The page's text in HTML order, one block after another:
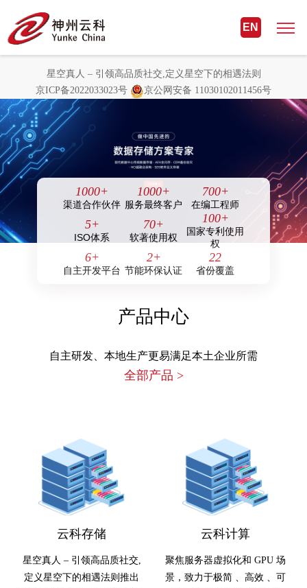
星空真人 – 引领高品质社交,定义星
空下的相遇法则
EN
星空真人 – 引领高品质社交,定义星空下的相遇法则
京ICP备2022033023号
京公网安备 11030102011456号
1000+
渠道合作伙伴
1000+
服务最终客户
700+
在编工程师
5+
ISO体系
70+
软著使用权
100+
国家专利使用
权
6+
自主开发平台
2+
节能环保认证
22
省份覆盖
产品中心
自主研发、本地生产更易满足本土企业所需
全部产品 >
云科存储
星空真人 – 引领高品质社交,
定义星空下的相遇法则推出
云科计算
聚焦服务器虚拟化和 GPU 场
景，致力于极简 、高效 、可